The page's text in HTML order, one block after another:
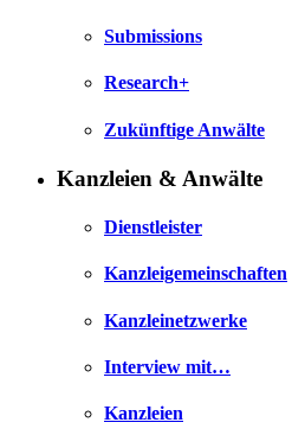
Submissions
Research+
Zukünftige Anwälte
Kanzleien & Anwälte
Dienstleister
Kanzleigemeinschaften
Kanzleinetzwerke
Interview mit…
Kanzleien